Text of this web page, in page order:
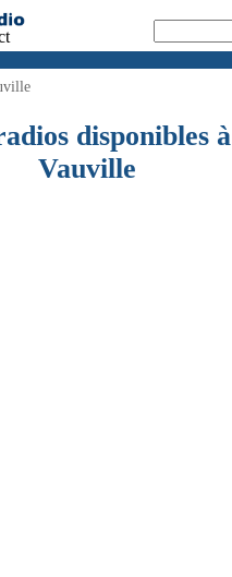
disponibles à
Vauville